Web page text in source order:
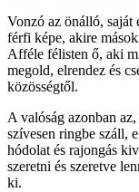
Vonzó az önálló, saját
férfi képe, akire
Afféle félisten ő, aki
megold, elrendez és
közösségtől.
A valóság azonban
szívesen ringbe száll,
hódolat és rajongás
szeretni és szeretve
ki.